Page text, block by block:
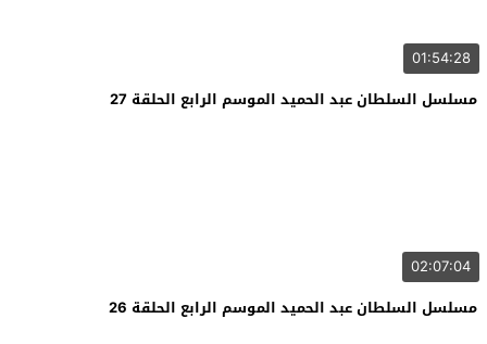
01:54:28
مسلسل السلطان عبد الحميد الموسم الرابع الحلقة 27
02:07:04
مسلسل السلطان عبد الحميد الموسم الرابع الحلقة 26